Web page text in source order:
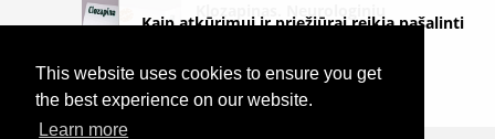
This website uses cookies to ensure you get
the best experience on our website.
Learn more
Kaip atkūrimui ir priežiūrai reikia pašalinti